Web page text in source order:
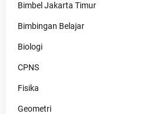
Bimbel Jakarta Timur
Bimbingan Belajar
Biologi
CPNS
Fisika
Geometri